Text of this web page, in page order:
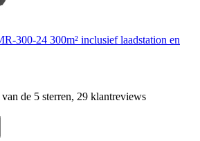
300-24 300m² inclusief laadstation en
de 5 sterren, 29 klantreviews